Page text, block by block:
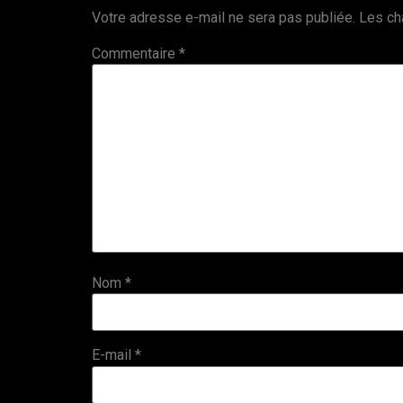
Votre adresse e-mail ne sera pas publiée. Les
Commentaire *
Nom *
E-mail *